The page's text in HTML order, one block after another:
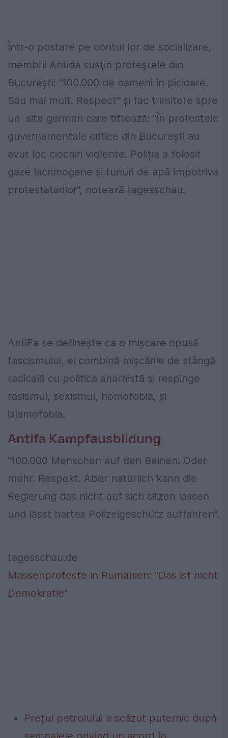
Într-o postare pe contul lor de socializare,
membrii Antida susţin proteştele din
Bucureşti: "100.000 de oameni în picioare.
Sau mai mult. Respect" şi fac trimitere spre
un site german care titrează: "În protestele
guvernamentale critice din București au
avut loc ciocniri violente. Poliția a folosit
gaze lacrimogene și tunuri de apă împotriva
protestatarilor", notează tagesschau.
AntiFa se definește ca o mișcare opusă
fascismului, ei combină mișcările de stângă
radicală cu politica anarhistă și respinge
rasismul, sexismul, homofobia, și
islamofobia.
Antifa Kampfausbildung
"100.000 Menschen auf den Beinen. Oder
mehr. Respekt. Aber natürlich kann die
Regierung das nicht auf sich sitzen lassen
und lässt hartes Polizeigeschütz auffahren".
tagesschau.de
Massenproteste in Rumänien: "Das ist nicht
Demokratie"
Prețul petrolului a scăzut puternic după